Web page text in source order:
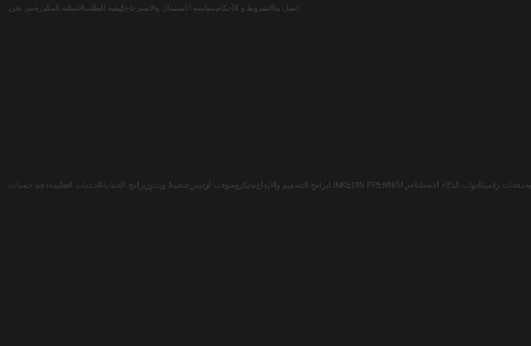
اتصل بنا الشروط و الأحكامسياسة الاستبدال والاسترجاعكيفية الطلب الاسئلة المكررةمن نحن
منتجات رقمية ادوات الذكاء الاصطناعي LINKEDIN PREMIUM برامج التصميم والابداعمايكروسوفت أوفيستنشيط ويندوز برامج الحماية الخدمات التعليمة دعم حسبات